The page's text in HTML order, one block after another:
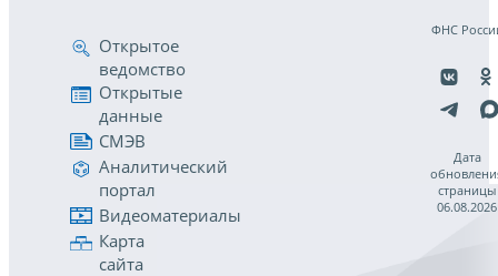
Открытое
ведомство
Открытые
данные
СМЭВ
Аналитический
портал
Видеоматериалы
Карта
сайта
ФНС
Дата
страницы
06.08.2026